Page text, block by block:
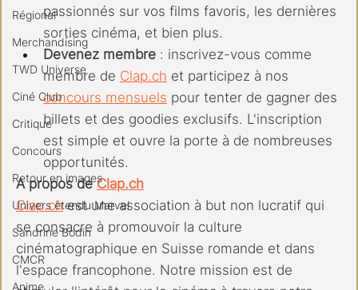
Régional
Merchandising
TWD Universe
Ciné Club
Critique
Concours
Retour en images
Univers étendu Marvel
Sandrine Bodin
CMCR
Anime
passionnés sur vos films favoris, les dernières
sorties cinéma, et bien plus.
Devenez membre : inscrivez-vous comme
membre de Clap.ch et participez à nos
concours mensuels pour tenter de gagner des
billets et des goodies exclusifs. L'inscription
est simple et ouvre la porte à de nombreuses
opportunités.
A propos de Clap.ch
Clap.ch est une association à but non lucratif qui
se consacre à promouvoir la culture
cinématographique en Suisse romande et dans
l'espace francophone. Notre mission est de